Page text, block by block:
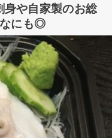
身や自家製のお総
なにも◎